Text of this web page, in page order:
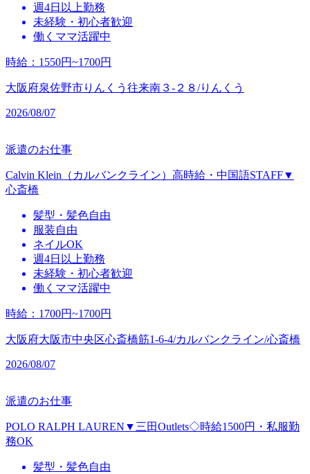
週4日以上勤務
未経験・初心者歓迎
働くママ活躍中
時給 ： 1550円~1700円
大阪府泉佐野市りんくう往来南３‐２８/りんくう
2026/08/07
派遣のお仕事
Calvin Klein（カルバンクライン）高時給・中国語STAFF▼
心斎橋
髪型・髪色自由
服装自由
ネイルOK
週4日以上勤務
未経験・初心者歓迎
働くママ活躍中
時給 ： 1700円~1700円
大阪府大阪市中央区心斎橋筋1-6-4/カルバンクライン/心斎橋
2026/08/07
派遣のお仕事
POLO RALPH LAUREN▼三田Outlets◇時給1500円・私服勤
務OK
髪型・髪色自由